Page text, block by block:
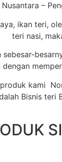
–
kami
Bisnis